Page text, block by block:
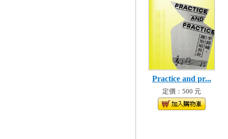
Practice and pr...
定價：500 元